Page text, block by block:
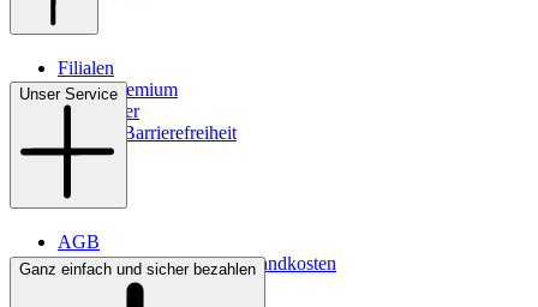
Filialen
WMS-Premium
Newsletter
Digitale Barrierefreiheit
Unser Service
AGB
Lieferbedingungen & Versandkosten
Bezahlung
Ganz einfach und sicher bezahlen